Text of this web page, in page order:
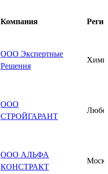
Компания
ООО Экспертные
Решения
ООО
СТРОЙГАРАНТ
ООО АЛЬФА
КОНСТРАКТ